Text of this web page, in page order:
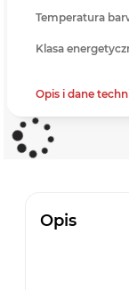
Temperatura
Klasa
Opis i dane
Opis